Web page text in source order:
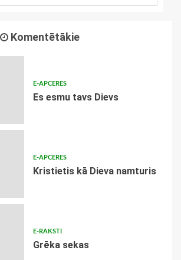
Komentētākie
E-APCERES
Es esmu tavs Dievs
E-APCERES
Kristietis kā Dieva namturis
E-RAKSTI
Grēka sekas